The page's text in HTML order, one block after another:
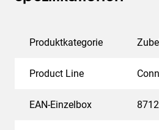
Produktkategorie
Product Line
EAN-Einzelbox